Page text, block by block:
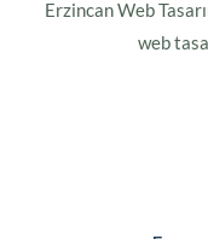
Erzincan Web
web